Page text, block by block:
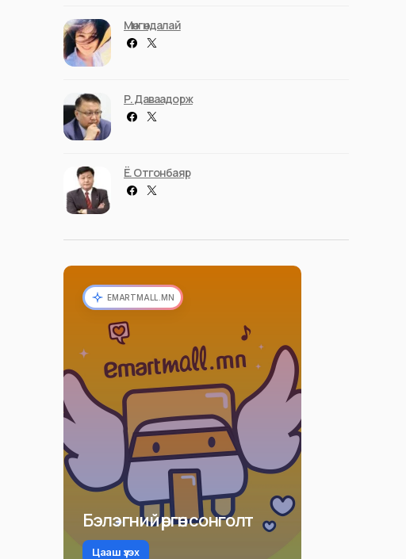
Мөнгөндалай
Р. Даваадорж
Ё. Отгонбаяр
EMARTMALL.MN
Бэлэгний өргөн сонголт
Цааш үзэх